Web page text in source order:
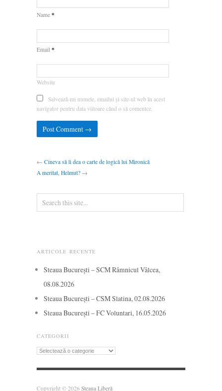
Name *
Email *
Website
Salvează-mi numele, emailul și site-ul web în acest
navigator pentru data viitoare când o să comentez.
← Cineva să îi dea o carte de logică lui Mironică
A meritat, Helmut? →
ARTICOLE RECENTE
Steaua București – SCM Râmnicul Vâlcea,
08.08.2026
Steaua București – CSM Slatina, 02.08.2026
Steaua București – FC Voluntari, 16.05.2026
CATEGORII
Categorii
Copyright © 2026 Steaua Liberă